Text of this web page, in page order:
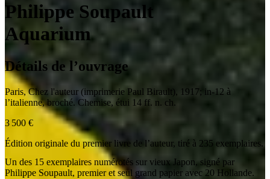
Philippe Soupault
Aquarium
Détails de l’ouvrage
Paris,Chez l'auteur (imprimerie Paul Birault), 1917; in-12 à
l’italienne, broché. Chemise, étui 14 ff. n. ch.
3 500 €
Édition originale du premier livre de l’auteur, tiré à 235 exemplaires.
Un des 15 exemplaires numérotés sur vieux Japon, signé par
Philippe Soupault, premier et seul grand papier avec 20 Hollande.